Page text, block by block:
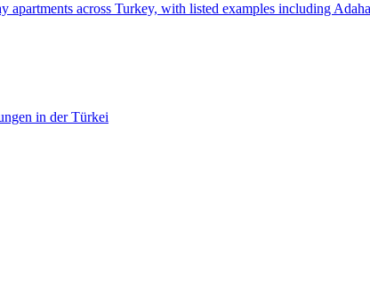
across Turkey, with listed examples including
in der Türkei